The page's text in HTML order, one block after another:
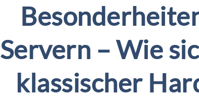
Servern – Wie
klassischer